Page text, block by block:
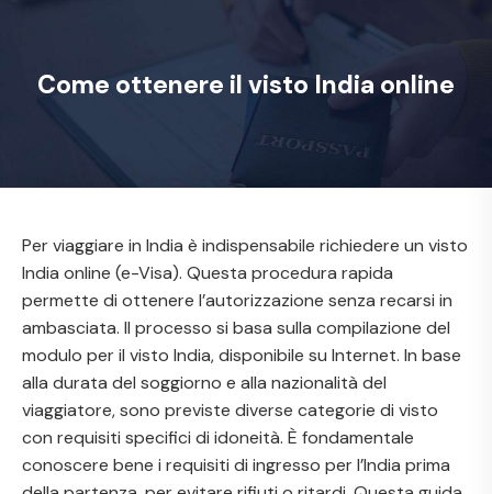
Come ottenere il visto India online
Per viaggiare in India è indispensabile richiedere un visto
India online (e-Visa). Questa procedura rapida
permette di ottenere l’autorizzazione senza recarsi in
ambasciata. Il processo si basa sulla compilazione del
modulo per il visto India, disponibile su Internet. In base
alla durata del soggiorno e alla nazionalità del
viaggiatore, sono previste diverse categorie di visto
con requisiti specifici di idoneità. È fondamentale
conoscere bene i requisiti di ingresso per l’India prima